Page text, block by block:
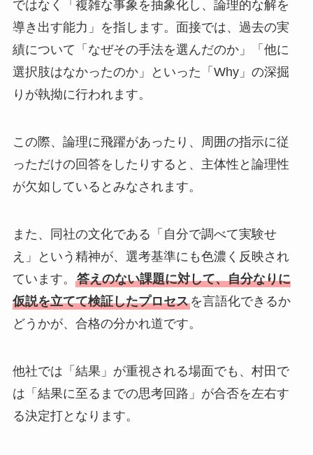
ではなく「複雑な事象を抽象化し、論理的な解を
導き出す能力」を指します。面接では、過去の実
績について「なぜその手法を選んだのか」「他に
選択肢はなかったのか」といった「Why」の深掘
りが執拗に行われます。
この際、論理に飛躍があったり、周囲の指示に従
っただけの回答をしたりすると、主体性と論理性
が欠如しているとみなされます。
また、同社の文化である「自分で調べて実験せ
え」という精神が、選考基準にも色濃く反映され
ています。 答えのない課題に対して、自分なりに
仮説を立てて検証したプロセスを言語化できるか
どうかが、合格の分かれ道です。
他社では「結果」が重視される場面でも、村田で
は「結果に至るまでの思考回路」が合否を左右す
る決定打となります。